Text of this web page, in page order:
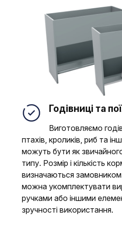
Годівниці та
Виготовляємо
птахів, кроликів, риб та
можуть бути як
типу. Розмір і кількість
визначаються
можна укомплектувати
ручками або іншими
зручності використання.